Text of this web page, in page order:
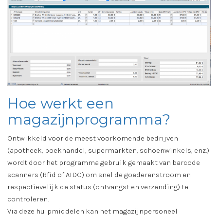
Hoe werkt een
magazijnprogramma?
Ontwikkeld voor de meest voorkomende bedrijven
(apotheek, boekhandel, supermarkten, schoenwinkels, enz.)
wordt door het programma gebruik gemaakt van barcode
scanners (Rfid of AIDC) om snel de goederenstroom en
respectievelijk de status (ontvangst en verzending) te
controleren.
Via deze hulpmiddelen kan het magazijnpersoneel